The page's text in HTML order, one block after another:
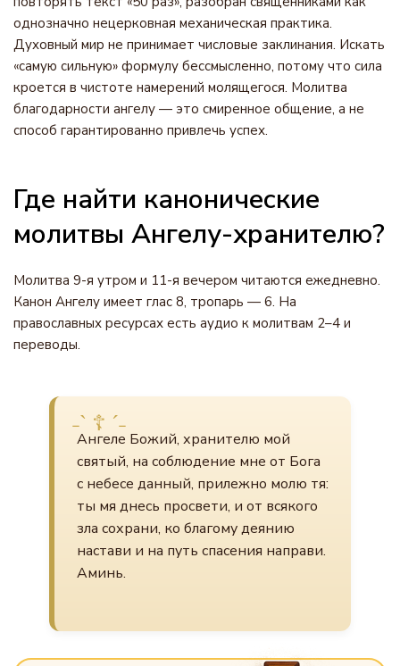
однозначно нецерковная механическая практика.
Духовный мир не принимает числовые заклинания. Искать
«самую сильную» формулу бессмысленно, потому что сила
кроется в чистоте намерений молящегося. Молитва
благодарности ангелу — это смиренное общение, а не
способ гарантированно привлечь успех.
Где найти канонические
молитвы Ангелу-хранителю?
Молитва 9-я утром и 11-я вечером читаются ежедневно.
Канон Ангелу имеет глас 8, тропарь — 6. На
православных ресурсах есть аудио к молитвам 2–4 и
переводы.
Ангеле Божий, хранителю мой
святый, на соблюдение мне от Бога
с небесе данный, прилежно молю тя:
ты мя днесь просвети, и от всякого
зла сохрани, ко благому деянию
настави и на путь спасения направи.
Аминь.